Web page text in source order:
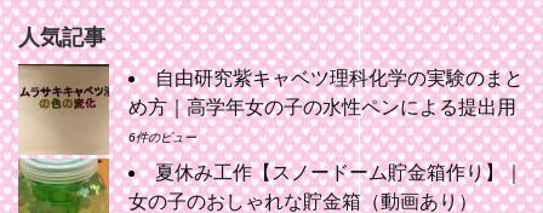
人気記事
自由研究紫キャベツ理科化学の実験のまと
め方｜高学年女の子の水性ペンによる提出用
6件のビュー
夏休み工作【スノードーム貯金箱作り】｜
女の子のおしゃれな貯金箱（動画あり）